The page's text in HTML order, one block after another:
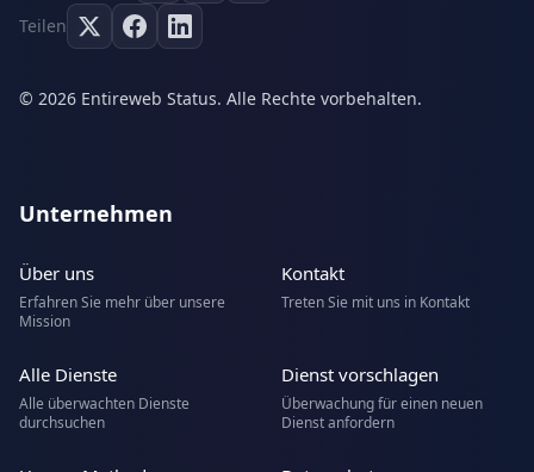
Teilen
© 2026 Entireweb Status. Alle Rechte vorbehalten.
Unternehmen
Über uns
Erfahren Sie mehr über unsere
Mission
Kontakt
Treten Sie mit uns in Kontakt
Alle Dienste
Alle überwachten Dienste
durchsuchen
Dienst vorschlagen
Überwachung für einen neuen
Dienst anfordern